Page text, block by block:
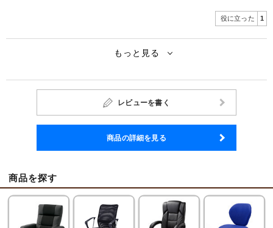
役に立った 1
もっと見る
レビューを書く
商品の詳細を見る
商品を探す